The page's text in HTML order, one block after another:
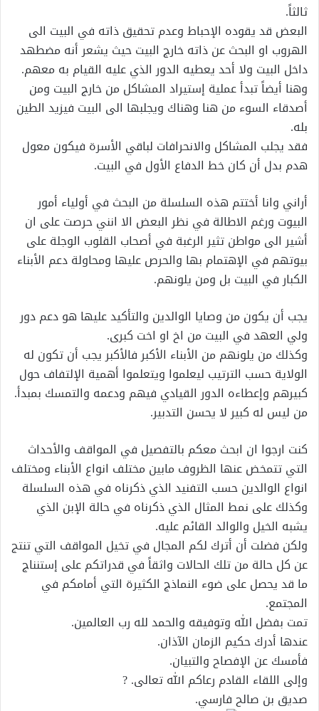
ثالثاً.
البعض قد يقوده الإحباط وعدم تحقيق ذاته في البيت الى
الهروب او البحث عن ذاته خارج البيت حيث يشعر أنه مضطهد
داخل البيت ولا أحد يعطيه الدور الذي عليه القيام به معهم.
وهنا أيضاً تبدأ عملية إستيراد المشاكل من خارج البيت ومن
أصدقاء السوء من هنا وهناك ويجلبها الى البيت فيزيد الطين
بله.
فقد يجلب المشاكل والانحرافات لباقي الأسرة فيكون معول
هدم بدل أن كان خط الدفاع الأول في البيت.
أراني وانا أختتم هذه السلسلة من البحث في أولياء أمور
البيوت ورغم الاطالة في نظر البعض الا انني حرصت على ان
أشير الى مواطن تثير الرغبة في أصحاب القلوب الوجلة على
بيوتهم في الإهتمام بها والحرص عليها ومحاولة دعم الأبناء
الكبار في البيت بل ومن يلونهم.
يجب أن يكون من وصايا الوالدين والتأكيد عليها هو دعم دور
ولي العهد في البيت من اخ او اخت كبرى.
وكذلك من يلونهم من الأبناء الأكبر فالأكبر يجب أن تكون له
الولاية حسب الترتيب ليعلموا ويتعلموا أهمية الإلتفاف حول
كبيرهم وإعطاءه الدور القيادي فيهم ودعمه والتمسك بمبدأ.
من ليس له كبير لا يحسن التدبير.
كنت ارجوا ان ابحث معكم بالتفصيل في المواقف والأحداث
التي تتمخض عنها الظروف مابين مختلف انواع الأبناء ومختلف
انواع الوالدين حسب التفنيد الذي ذكرناه في هذه السلسلة
وكذلك على نمط المثال الذي ذكرناه في حالة الإبن الذي
يشبه الخيل والوالد القائم عليه.
ولكن فضلت أن أترك لكم المجال في تخيل المواقف التي تنتج
عن كل حالة من تلك الحالات واثقاً في قدراتكم على إستنناج
ما قد يحصل على ضوء النماذج الكثيرة التي أمامكم في
المجتمع.
تمت بفضل الله وتوفيقه والحمد لله رب العالمين.
عندها أدرك حكيم الزمان الآذان.
فأمسك عن الإفصاح والتبيان.
وإلى اللقاء القادم رعاكم الله تعالى. ?
صديق بن صالح فارسي.